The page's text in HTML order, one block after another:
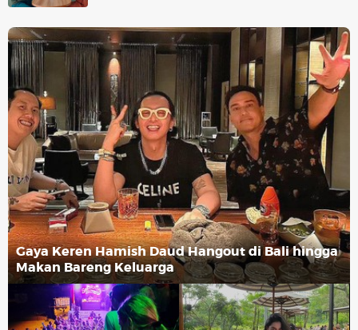
Gaya Keren Hamish Daud Hangout di Bali hingga
Makan Bareng Keluarga